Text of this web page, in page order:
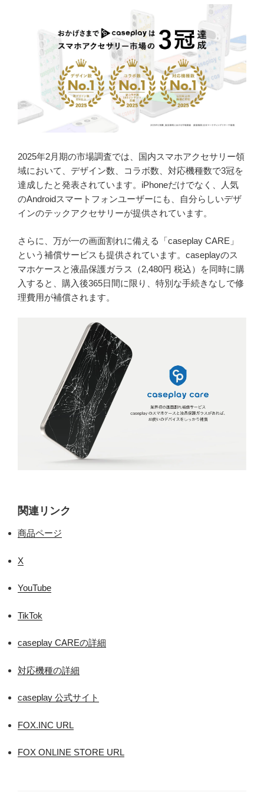
2025年2月期の市場調査では、国内スマホアクセサリー領
域において、デザイン数、コラボ数、対応機種数で3冠を
達成したと発表されています。iPhoneだけでなく、人気
のAndroidスマートフォンユーザーにも、自分らしいデザ
インのテックアクセサリーが提供されています。
さらに、万が一の画面割れに備える「caseplay CARE」
という補償サービスも提供されています。caseplayのス
マホケースと液晶保護ガラス（2,480円 税込）を同時に購
入すると、購入後365日間に限り、特別な手続きなしで修
理費用が補償されます。
関連リンク
商品ページ
X
YouTube
TikTok
caseplay CAREの詳細
対応機種の詳細
caseplay 公式サイト
FOX.INC URL
FOX ONLINE STORE URL